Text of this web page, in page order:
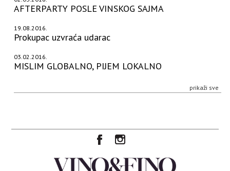
AFTERPARTY POSLE VINSKOG SAJMA
19.08.2016.
Prokupac uzvraća udarac
03.02.2016.
MISLIM GLOBALNO, PIJEM LOKALNO
prikaži sve